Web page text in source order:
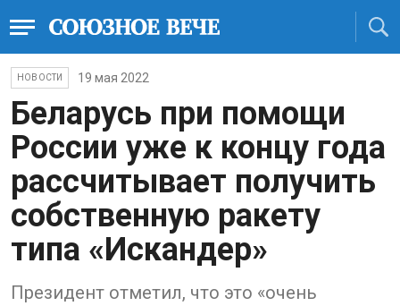
НОВОСТИ 19 мая 2022
Беларусь при помощи
России уже к концу года
рассчитывает получить
собственную ракету
типа «Искандер»
Президент отметил, что это «очень